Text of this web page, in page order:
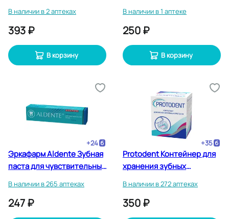
В наличии в 2 аптеках
393 ₽
В корзину
В наличии в 1 аптеке
250 ₽
В корзину
+24
Эркафарм Aldente Зубная
паста для чувствительных
В наличии в 265 аптеках
247 ₽
+35
Protodent Контейнер для
хранения зубных
В наличии в 272 аптеках
350 ₽